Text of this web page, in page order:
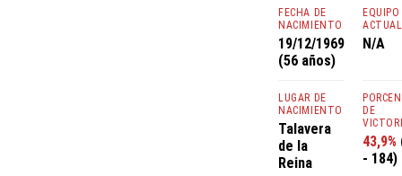
FECHA DE
NACIMIENTO
19/12/1969
(56 años)
LUGAR DE
NACIMIENTO
Talavera
de la
Reina
EQUIPO
ACTUAL
N/A
DE
43,9%
- 184)